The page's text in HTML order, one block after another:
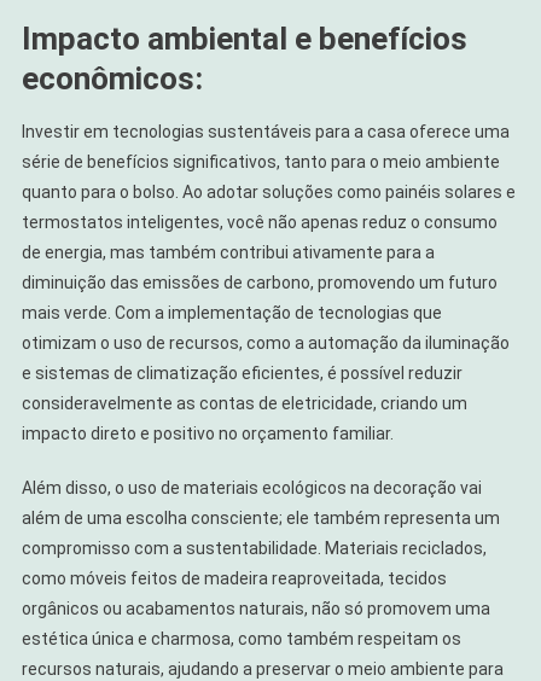
Impacto ambiental e benefícios
econômicos:
Investir em tecnologias sustentáveis para a casa oferece uma
série de benefícios significativos, tanto para o meio ambiente
quanto para o bolso. Ao adotar soluções como painéis solares e
termostatos inteligentes, você não apenas reduz o consumo
de energia, mas também contribui ativamente para a
diminuição das emissões de carbono, promovendo um futuro
mais verde. Com a implementação de tecnologias que
otimizam o uso de recursos, como a automação da iluminação
e sistemas de climatização eficientes, é possível reduzir
consideravelmente as contas de eletricidade, criando um
impacto direto e positivo no orçamento familiar.
Além disso, o uso de materiais ecológicos na decoração vai
além de uma escolha consciente; ele também representa um
compromisso com a sustentabilidade. Materiais reciclados,
como móveis feitos de madeira reaproveitada, tecidos
orgânicos ou acabamentos naturais, não só promovem uma
estética única e charmosa, como também respeitam os
recursos naturais, ajudando a preservar o meio ambiente para